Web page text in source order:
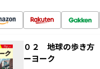
０２ 地球の歩き
ーヨーク